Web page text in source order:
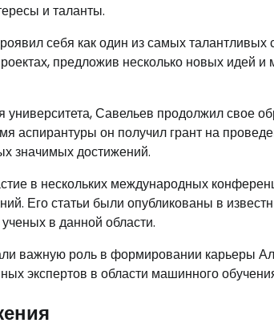
и таланты.
себя как один из самых талантливых
предложив несколько новых идей
университета, Савельев продолжил свое
аспирантуры он получил грант на
значимых достижений.
в нескольких международных
Его статьи были опубликованы в
в данной области.
важную роль в формировании карьеры
экспертов в области машинного